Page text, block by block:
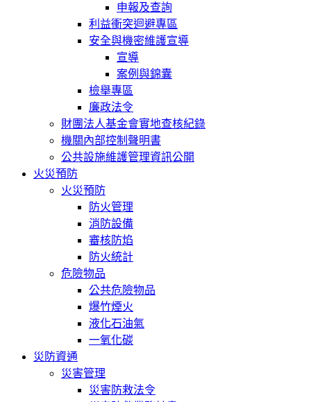
申報及查詢
利益衝突迴避專區
安全與機密維護宣導
宣導
案例與錦囊
檢舉專區
廉政法令
財團法人基金會實地查核紀錄
機關內部控制聲明書
公共設施維護管理資訊公開
火災預防
火災預防
防火管理
消防設備
審核防焰
防火統計
危險物品
公共危險物品
爆竹煙火
液化石油氣
一氧化碳
災防資通
災害管理
災害防救法令